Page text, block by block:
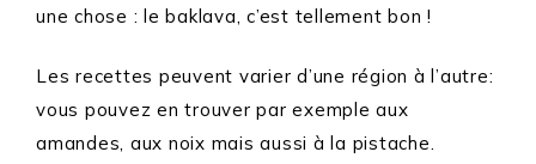
une chose : le baklava, c’est tellement bon !
Les recettes peuvent varier d’une région à l’autre:
vous pouvez en trouver par exemple aux
amandes, aux noix mais aussi à la pistache.